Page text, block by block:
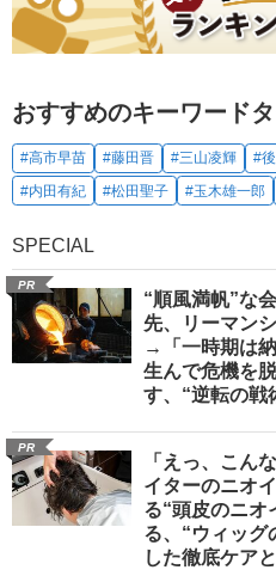
おすすめのキーワード
#高市早苗 #藤田晋 #三山凌輝 #
#内田有紀
#松田聖子 #玉木雄一郎
SPECIAL
PR
“順風満帆”な
先、リーマン
→「一時期は
生んで危機を
す、“逆転の戦
PR
「えっ、こん
イターのニオ
る“頭皮のニオ
る、“ウィッグ
した徹底ケア